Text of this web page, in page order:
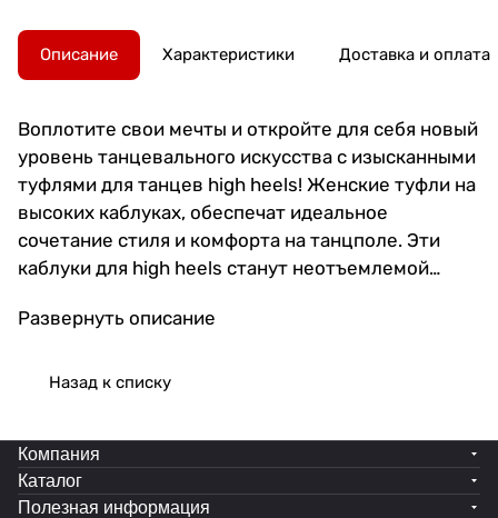
Описание Характеристики Доставка и оплата
Воплотите свои мечты и откройте для себя новый
уровень танцевального искусства с изысканными
туфлями для танцев high heels! Женские туфли на
высоких каблуках, обеспечат идеальное
сочетание стиля и комфорта на танцполе. Эти
каблуки для high heels станут неотъемлемой
чувствовать себя уверенно в каждом движении.
туфли хай хиллс подарят вам непревзойденное
поддержат ваши ноги, позволяя фокусироваться
на исполнении танца. Материалы, используемые
Развернуть описание
Назад к списку
Компания
Каталог
Полезная информация